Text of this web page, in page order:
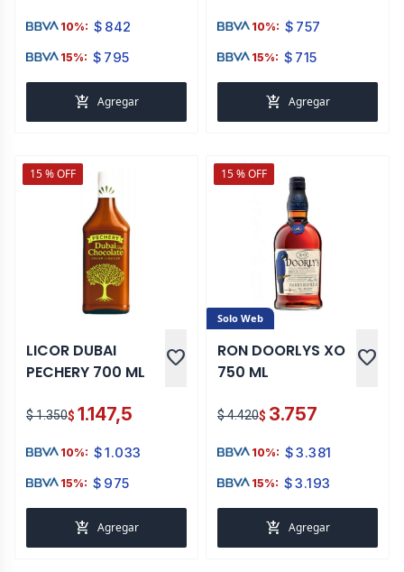
10%: $ 842
15%: $ 795
add_shopping_cart Agregar
10%: $ 757
15%: $ 715
add_shopping_cart Agregar
15 % OFF
LICOR DUBAI
PECHERY 700 ML
favorite
$ 1.350$ 1.147,5
10%: $1.033
15%: $ 975
add_shopping_cart Agregar
15 % OFF
Solo Web
RON DOORLYS XO
750 ML
favorite
$ 4.420$ 3.757
10%: $3.381
15%: $3.193
add_shopping_cart Agregar